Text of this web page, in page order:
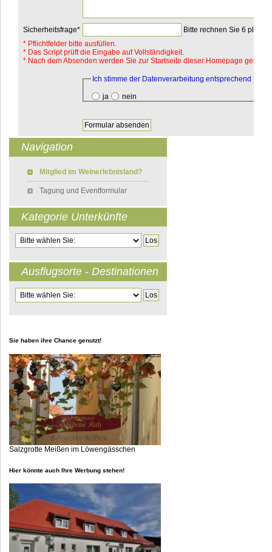
Pflichtfeld
Sicherheitsfrage*
Bitte rechnen Sie 6 plus 1.
* Pflichtfelder bitte ausfüllen.
* Das Script prüft die Eingabe auf Vollständigkeit.
* Nach dem Absenden werden Sie zur Startseite dieser Homepage geleitet.
Pflichtfeld
Ich stimme der Datenverarbeitung entsprechend
ja nein
Navigation
Mitglied im Weinerlebnisland?
Tagung und Eventformular
Kategorie Unterkünfte
Zielseite
Ausflugsorte - Destinationen
Zielseite
Sie haben ihre Chance genutzt!
Salzgrotte Meißen im Löwengässchen
Hier könnte auch Ihre Werbung stehen!